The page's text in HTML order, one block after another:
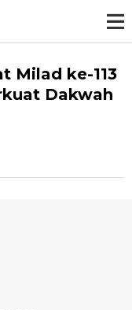
e
Milad ke-113
Dakwah